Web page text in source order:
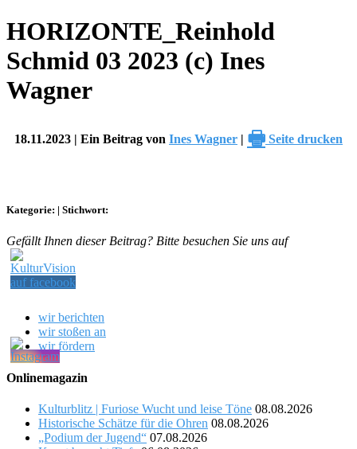
HORIZONTE_Reinhold
Schmid 03 2023 (c) Ines
Wagner
18.11.2023 | Ein Beitrag von Ines Wagner | 🖶 Seite drucken
Kategorie: | Stichwort:
Gefällt Ihnen dieser Beitrag? Bitte besuchen Sie uns auf
wir berichten
wir stoßen an
wir fördern
Onlinemagazin
Kulturblitz | Furiose Wucht und leise Töne 08.08.2026
Historische Schätze für die Ohren 08.08.2026
„Podium der Jugend“ 07.08.2026